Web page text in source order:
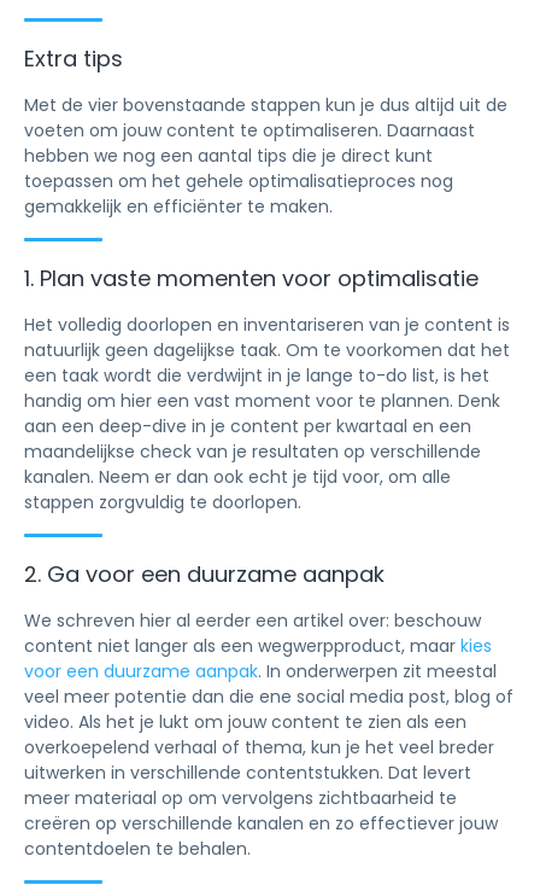
Extra tips
Met de vier bovenstaande stappen kun je dus altijd uit de
voeten om jouw content te optimaliseren. Daarnaast
hebben we nog een aantal tips die je direct kunt
toepassen om het gehele optimalisatieproces nog
gemakkelijk en efficiënter te maken.
1. Plan vaste momenten voor optimalisatie
Het volledig doorlopen en inventariseren van je content is
natuurlijk geen dagelijkse taak. Om te voorkomen dat het
een taak wordt die verdwijnt in je lange to-do list, is het
handig om hier een vast moment voor te plannen. Denk
aan een deep-dive in je content per kwartaal en een
maandelijkse check van je resultaten op verschillende
kanalen. Neem er dan ook echt je tijd voor, om alle
stappen zorgvuldig te doorlopen.
2. Ga voor een duurzame aanpak
We schreven hier al eerder een artikel over: beschouw
content niet langer als een wegwerpproduct, maar kies
voor een duurzame aanpak. In onderwerpen zit meestal
veel meer potentie dan die ene social media post, blog of
video. Als het je lukt om jouw content te zien als een
overkoepelend verhaal of thema, kun je het veel breder
uitwerken in verschillende contentstukken. Dat levert
meer materiaal op om vervolgens zichtbaarheid te
creëren op verschillende kanalen en zo effectiever jouw
contentdoelen te behalen.